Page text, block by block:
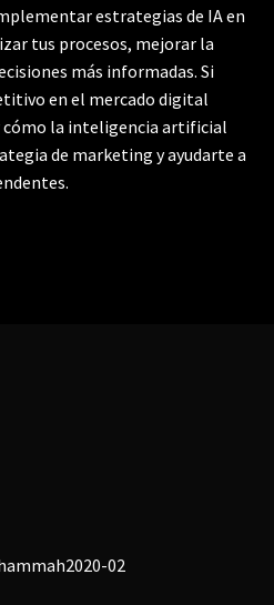
estrategias de IA en
tus procesos, mejorar la
más informadas. Si
en el mercado digital
cómo la inteligencia artificial
de marketing y ayudarte a